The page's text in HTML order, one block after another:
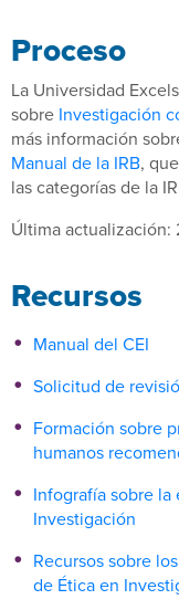
Proceso
La Universidad
sobre Investigación
más información
Manual de la IRB,
las categorías de la
Última
Recursos
Manual del CEI
Solicitud de
Formación sobre
humanos
Infografía sobre
Investigación
Recursos sobre
de Ética en